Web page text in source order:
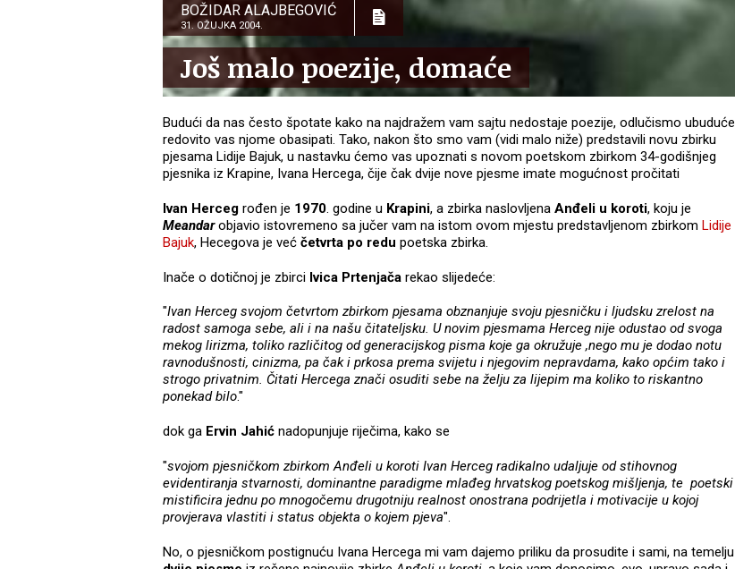
BOŽIDAR ALAJBEGOVIĆ
31. OŽUJKA 2004.
Još malo poezije, domaće
Budući da nas često špotate kako na najdražem vam sajtu nedostaje poezije, odlučismo ubuduće
redovito vas njome obasipati. Tako, nakon što smo vam (vidi malo niže) predstavili novu zbirku
pjesama Lidije Bajuk, u nastavku ćemo vas upoznati s novom poetskom zbirkom 34-godišnjeg
pjesnika iz Krapine, Ivana Hercega, čije čak dvije nove pjesme imate mogućnost pročitati
Ivan Herceg rođen je 1970. godine u Krapini, a zbirka naslovljena Anđeli u koroti, koju je
Meandarobjavio istovremeno sa jučer vam na istom ovom mjestu predstavljenom zbirkom Lidije
Bajuk, Hecegova je već četvrta po redu poetska zbirka.
Inače o dotičnoj je zbirci Ivica Prtenjača rekao slijedeće:
"Ivan Herceg svojom četvrtom zbirkom pjesama obznanjuje svoju pjesničku i ljudsku zrelost na
radost samoga sebe, ali i na našu čitateljsku. U novim pjesmama Herceg nije odustao od svoga
mekog lirizma, toliko različitog od generacijskog pisma koje ga okružuje ,nego mu je dodao notu
ravnodušnosti, cinizma, pa čak i prkosa prema svijetu i njegovim nepravdama, kako općim tako i
strogo privatnim. Čitati Hercega znači osuditi sebe na želju za lijepim ma koliko to riskantno
ponekad bilo."
dok ga Ervin Jahić nadopunjuje riječima, kako se
"svojom pjesničkom zbirkom Anđeli u koroti Ivan Herceg radikalno udaljuje od stihovnog
evidentiranja stvarnosti, dominantne paradigme mlađeg hrvatskog poetskog mišljenja, te poetski
mistificira jednu po mnogočemu drugotniju realnost onostrana podrijetla i motivacije u kojoj
provjerava vlastiti i status objekta o kojem pjeva".
No, o pjesničkom postignuću Ivana Hercega mi vam dajemo priliku da prosudite i sami, na temelju